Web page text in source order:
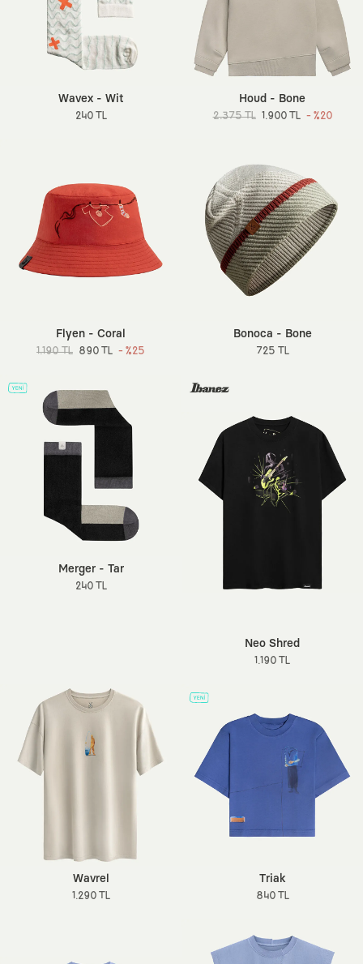
Wavex - Wit
240 TL
Houd - Bone
2.375 TL 1.900 TL - %20
Flyen - Coral
1.190 TL 890 TL - %25
Bonoca - Bone
725 TL
Merger - Tar
240 TL
Neo Shred
1.190 TL
Wavrel
1.290 TL
Triak
840 TL